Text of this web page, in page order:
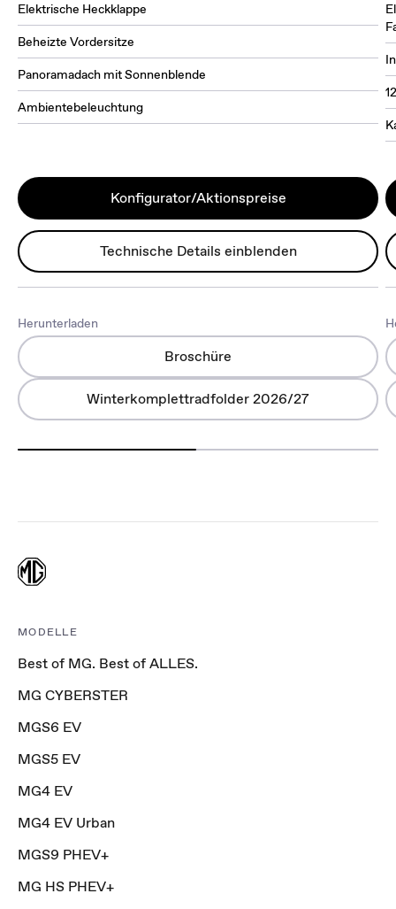
Elektrische Heckklappe
Beheizte Vordersitze
Panoramadach mit Sonnenblende
Ambientebeleuchtung
Konfigurator/Aktionspreise
Technische Details einblenden
Herunterladen
Broschüre
Winterkomplettradfolder 2026/27
MODELLE
Best of MG. Best of ALLES.
MG CYBERSTER
MGS6 EV
MGS5 EV
MG4 EV
MG4 EV Urban
MGS9 PHEV+
MG HS PHEV+